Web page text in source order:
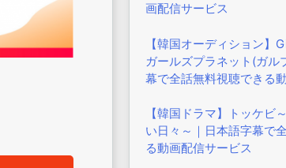
画配信サービス
【韓国オーディション
ガールズプラネット(ガル
幕で全話無料視聴できる
【韓国ドラマ】トッケビ
い日々～｜日本語字幕で
る動画配信サービス